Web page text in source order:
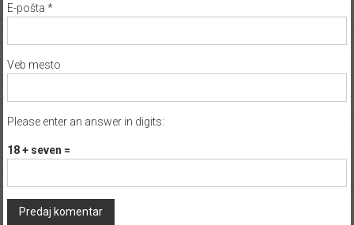
E-pošta *
Veb mesto
Please enter an answer in digits:
18 + seven =